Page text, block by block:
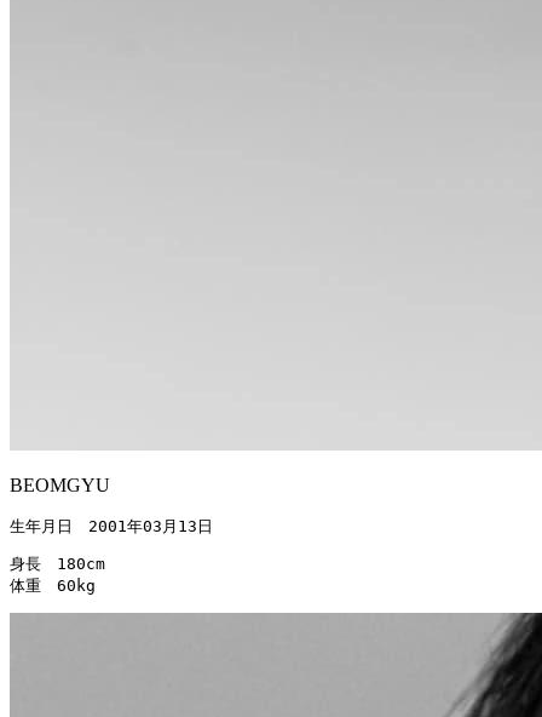
BEOMGYU
生年月日　2001年03月13日
身長　180cm
体重　60kg